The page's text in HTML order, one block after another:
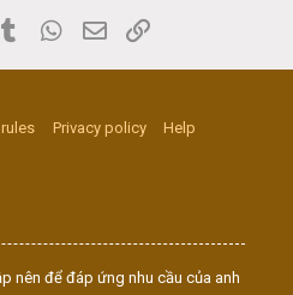
Tumblr WhatsApp
Email
Privacy policy
Help
nên để đáp ứng nhu cầu của anh